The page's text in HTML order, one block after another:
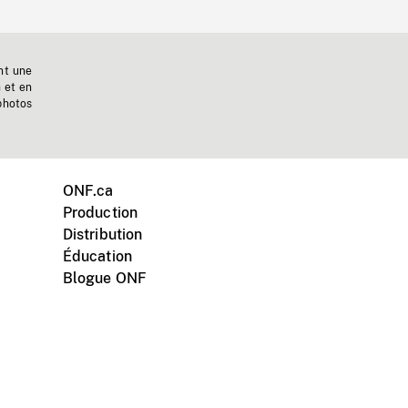
une
et en
ONF.ca
Production
Distribution
Éducation
Blogue ONF